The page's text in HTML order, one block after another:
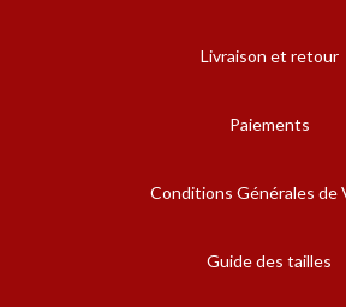
Livraison et retour
Paiements
Conditions Générales de
Guide des tailles